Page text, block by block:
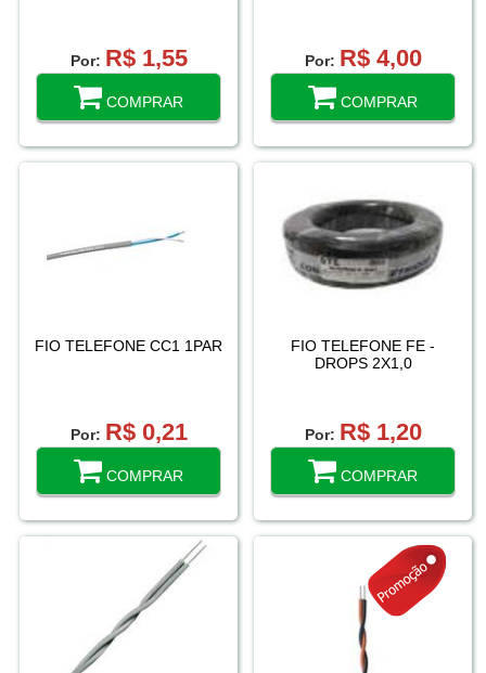
Por: R$ 1,55
COMPRAR
Por: R$ 4,00
COMPRAR
FIO TELEFONE CC1 1PAR
Por: R$ 0,21
COMPRAR
FIO TELEFONE FE -
DROPS 2X1,0
Por: R$ 1,20
COMPRAR